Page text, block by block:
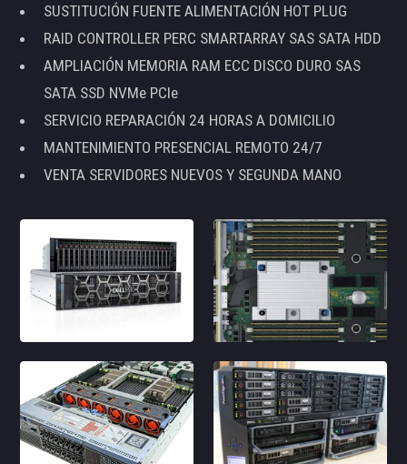
SUSTITUCIÓN FUENTE ALIMENTACIÓN HOT PLUG
RAID CONTROLLER PERC SMARTARRAY SAS SATA HDD
AMPLIACIÓN MEMORIA RAM ECC DISCO DURO SAS
SATA SSD NVMe PCIe
SERVICIO REPARACIÓN 24 HORAS A DOMICILIO
MANTENIMIENTO PRESENCIAL REMOTO 24/7
VENTA SERVIDORES NUEVOS Y SEGUNDA MANO